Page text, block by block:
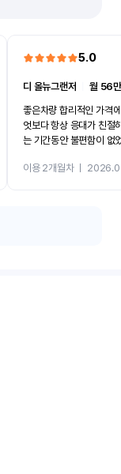
5.0
디 올뉴그랜저 ㅣ월 56
좋은차량 합리적인 가격
엇보다 항상 응대가 친절
는 기간동안 불편함이 없
카 렌트 고민없이 강추합
이용 2개월차ㅣ